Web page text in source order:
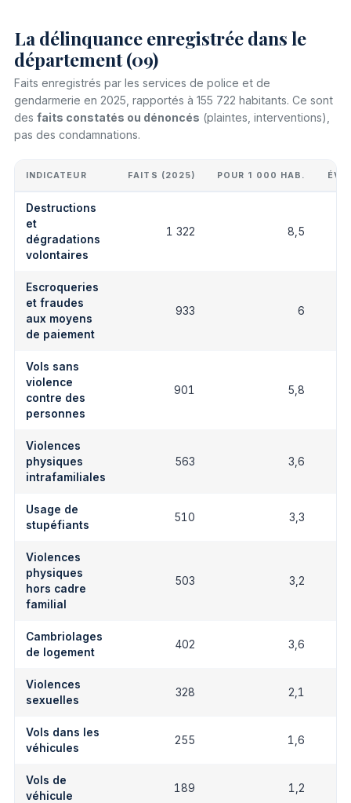
La délinquance enregistrée dans le
département (09)
Faits enregistrés par les services de police et de
gendarmerie en 2025, rapportés à 155 722 habitants. Ce sont
des faits constatés ou dénoncés (plaintes, interventions),
pas des condamnations.
INDICATEUR FAITS (2025) POUR 1 000 HAB.
Destructions
et
dégradations
volontaires
1 322 8,5
Escroqueries
et fraudes
aux moyens
de paiement
933 6
Vols sans
violence
contre des
personnes
901 5,8
Violences
physiques
intrafamiliales
563 3,6
Usage de
stupéfiants
510 3,3
Violences
physiques
hors cadre
familial
503 3,2
Cambriolages
de logement
402 3,6
Violences
sexuelles
328 2,1
Vols dans les
véhicules
255 1,6
Vols de
véhicule
189 1,2